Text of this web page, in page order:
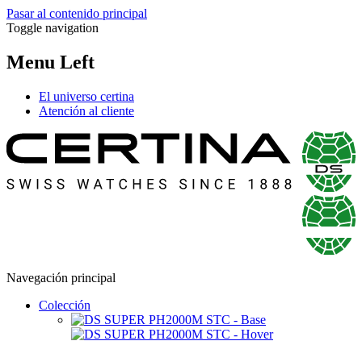
Pasar al contenido principal
Toggle navigation
Menu Left
El universo certina
Atención al cliente
Navegación principal
Colección